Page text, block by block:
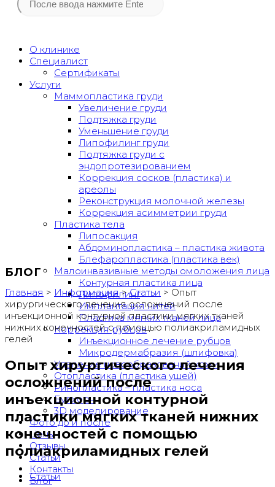
О клинике
Специалист
Сертификаты
Услуги
Маммопластика груди
Увеличение груди
Подтяжка груди
Уменьшение груди
Липофилинг груди
Подтяжка груди с
эндопротезированием
Коррекция сосков (пластика) и
ареолы
Реконструкция молочной железы
Коррекция асимметрии груди
Пластика тела
Липосакция
Абдоминопластика – пластика живота
Блефаропластика (пластика век)
Малоинвазивные методы омоложения лица
Контурная пластика лица
Липофилинг
Имплантация нитей
Пластика мягких тканей лица
Коррекция рубцов
Инъекционное лечение рубцов
Микродермабразия (шлифовка)
Удаление новообразований кожи
Отопластика (пластика ушей)
Ринопластика – пластика носа
Булхорн
3D моделирование
Фото до и после
Цены
Отзывы
Статьи
Контакты
Блог
БЛОГ
Главная > Информация>Статьи > Опыт
хирургического лечения осложнений после
инъекционной контурной пластики мягких тканей
нижних конечностей с помощью полиакриламидных
гелей
Опыт хирургического лечения
осложнений после
инъекционной контурной
пластики мягких тканей нижних
конечностей с помощью
полиакриламидных гелей
Статьи